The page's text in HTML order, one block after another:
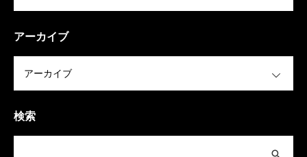
アーカイブ
検索